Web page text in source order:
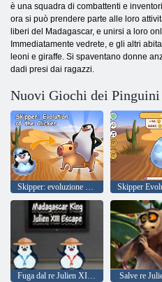
è una squadra di combattenti e
ora si può prendere parte alle loro
liberi del Madagascar, e unirsi a loro
Immediatamente vedrete, e gli altri
leoni e giraffe. Si spaventano donne
dadi presi dai ragazzi.
Nuovi Giochi dei Pinguini
Fuga dal re Julien XIII del Madagascar Salve re